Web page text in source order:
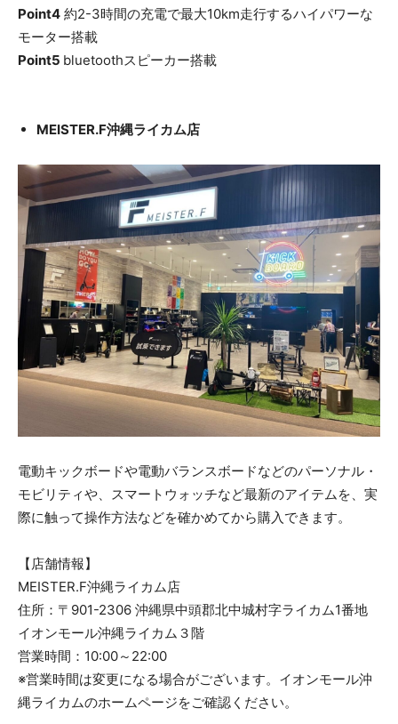
Point4 約2-3時間の充電で最大10km走行するハイパワーな
モーター搭載
Point5 bluetoothスピーカー搭載
MEISTER.F沖縄ライカム店
電動キックボードや電動バランスボードなどのパーソナル・
モビリティや、スマートウォッチなど最新のアイテムを、実
際に触って操作方法などを確かめてから購入できます。
【店舗情報】
MEISTER.F沖縄ライカム店
住所：〒901-2306 沖縄県中頭郡北中城村字ライカム1番地
イオンモール沖縄ライカム３階
営業時間：10:00～22:00
※営業時間は変更になる場合がございます。イオンモール沖
縄ライカムのホームページをご確認ください。